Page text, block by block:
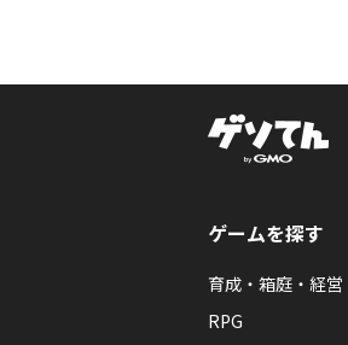
ゲームを探す
育成・箱庭・経営
RPG